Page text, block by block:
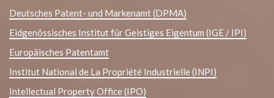
Deutsches Patent- und Markenamt (DPMA)
Eidgenössisches Institut für Geistiges Eigentum (IGE / IPI)
Europäisches Patentamt
Institut National de La Propriété Industrielle (INPI)
Intellectual Property Office (IPO)